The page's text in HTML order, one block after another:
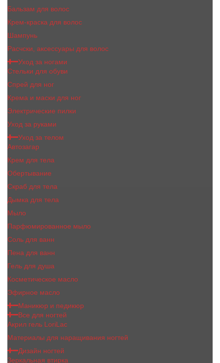
Бальзам для волос
Крем-краска для волос
Шампунь
Расчски, аксессуары для волос
Уход за ногами
Стельки для обуви
Спрей для ног
Крема и маски для ног
Электрические пилки
Уход за руками
Уход за телом
Автозагар
Крем для тела
Обертывание
Скраб для тела
Дымка для тела
Мыло
Парфюмированное мыло
Соль для ванн
Пена для ванн
Гель для душа
Косметическое масло
Эфирное масло
Маникюр и педикюр
Все для ногтей
Акрил гель LoriLac
Материалы для наращивания ногтей
Дизайн ногтей
Зеркальная втирка